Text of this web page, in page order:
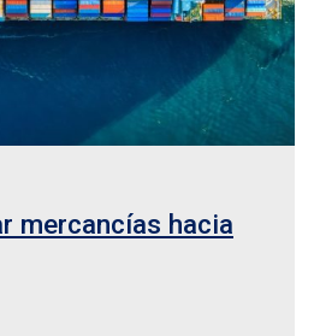
mercancías hacia